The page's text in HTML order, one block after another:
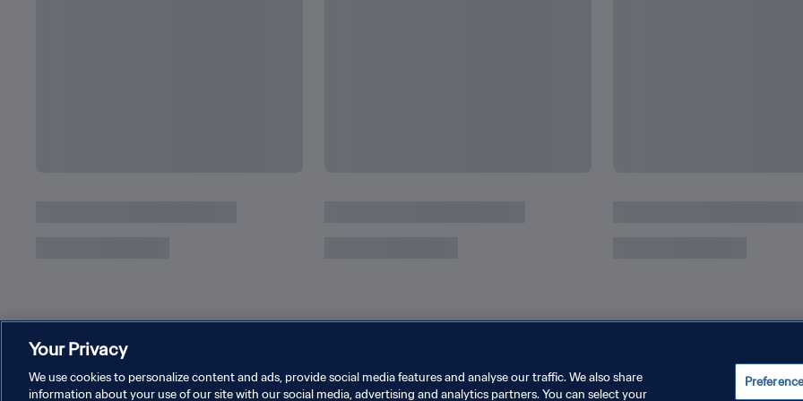
Your Privacy
We use cookies to personalize content and ads, provide social media features and analyse our traffic. We also share
information about your use of our site with our social media, advertising and analytics partners. You can select your